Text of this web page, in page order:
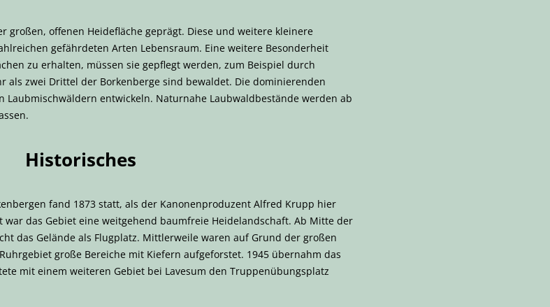
großen, offenen Heidefläche geprägt. Diese und weitere kleinere
gefährdeten Arten Lebensraum. Eine weitere Besonderheit
zu erhalten, müssen sie gepflegt werden, zum Beispiel durch
als zwei Drittel der Borkenberge sind bewaldet. Die dominierenden
entwickeln. Naturnahe Laubwaldbestände werden ab
Historisches
fand 1873 statt, als der Kanonenproduzent Alfred Krupp hier
das Gebiet eine weitgehend baumfreie Heidelandschaft. Ab Mitte der
das Gelände als Flugplatz. Mittlerweile waren auf Grund der großen
große Bereiche mit Kiefern aufgeforstet. 1945 übernahm das
mit einem weiteren Gebiet bei Lavesum den Truppenübungsplatz